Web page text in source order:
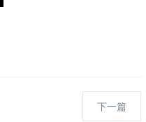
下一篇